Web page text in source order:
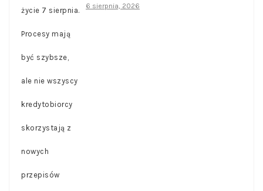
6 sierpnia, 2026